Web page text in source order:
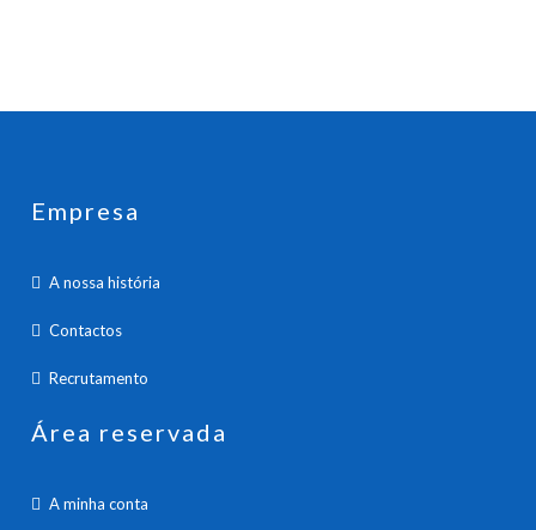
Empresa
A nossa história
Contactos
Recrutamento
Área reservada
A minha conta